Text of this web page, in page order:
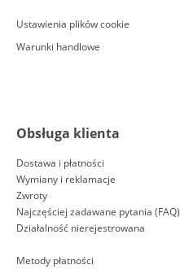
Ustawienia plików cookie
Warunki handlowe
Obsługa klienta
Dostawa i płatności
Wymiany i reklamacje
Zwroty
Najczęściej zadawane pytania (FAQ)
Działalność nierejestrowana
Metody płatności